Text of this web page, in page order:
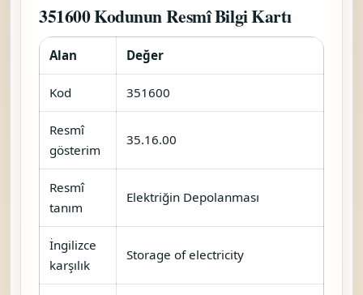
351600 Kodunun Resmî Bilgi Kartı
Alan Değer
Kod 351600
Resmî
gösterim
35.16.00
Resmî
tanım
Elektriğin Depolanması
İngilizce
karşılık
Storage of electricity